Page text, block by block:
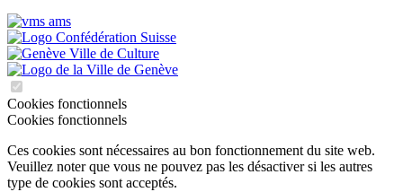
Cookies fonctionnels
Cookies fonctionnels
Ces cookies sont nécessaires au bon fonctionnement du site web.
Veuillez noter que vous ne pouvez pas les désactiver si les autres
type de cookies sont acceptés.